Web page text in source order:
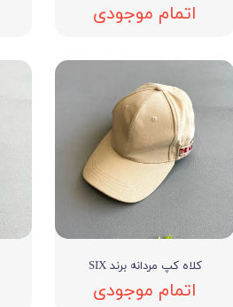
اتمام موجودی
کلاه کپ مردانه برند SIX
اتمام موجودی